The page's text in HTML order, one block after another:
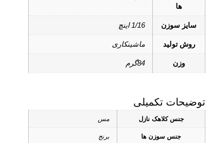
ها
سایز سوزن 1/16 اینچ
روش تولید ماشینکاری
وزن 84گرم
توضیحات تکمیلی
جنس کلاهک نازل مس
جنس سوزن ها برنج